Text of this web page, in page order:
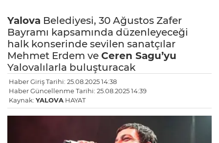
Yalova Belediyesi, 30 Ağustos Zafer
Bayramı kapsamında düzenleyeceği
halk konserinde sevilen sanatçılar
Mehmet Erdem ve Ceren Sagu’yu
Yalovalılarla buluşturacak
Haber Giriş Tarihi: 25.08.2025 14:38
Haber Güncellenme Tarihi: 25.08.2025 14:39
Kaynak: YALOVA HAYAT